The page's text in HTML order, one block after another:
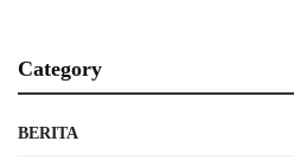
Category
BERITA